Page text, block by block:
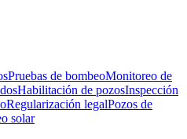
Pruebas de bombeoMonitoreo de
Habilitación de pozosInspección
Regularización legalPozos de
solar